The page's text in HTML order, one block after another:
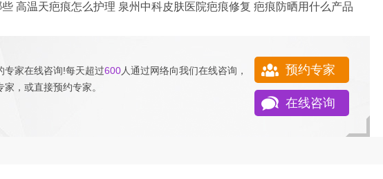
些 高温天疤痕怎么护理 泉州中科皮肤医院疤痕修复 疤痕防晒用什么产品
专家在线咨询!每天超过600人通过网络向我们在线咨询 ，
家，或直接预约专家。
预约专家
在线咨询